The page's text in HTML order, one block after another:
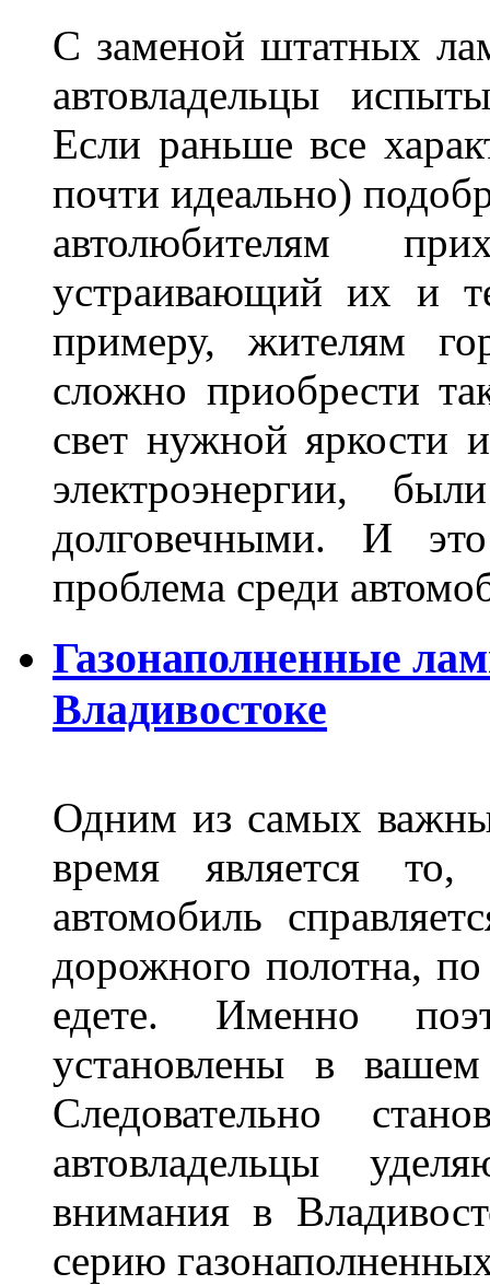
С заменой штатных
автовладельцы
Если раньше все
почти идеально)
автолюбителям
устраивающий их и
примеру, жителям
сложно приобрести
свет нужной яркости
электроэнергии,
долговечными. И
проблема среди
Газонаполненные
Владивостоке
Одним из самых
время является то,
автомобиль
дорожного полотна,
едете. Именно
установлены в
Следовательно
автовладельцы
внимания в
серию